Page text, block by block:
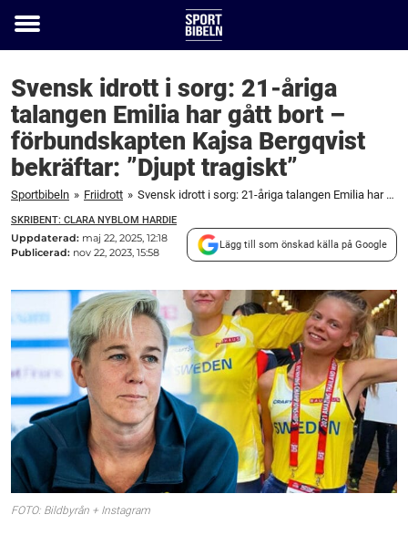
Toggle
Svensk idrott i sorg: 21-åriga
talangen Emilia har gått bort –
förbundskapten Kajsa Bergqvist
bekräftar: ”Djupt tragiskt”
Sportbibeln » Friidrott » Svensk idrott i sorg: 21-åriga talangen Emilia har gått bort – förbundskapten Kajsa Bergqvist bekräftar: "Djupt tragiskt"
SKRIBENT: CLARA NYBLOM HARDIE
Uppdaterad: maj 22, 2025, 12:18
Publicerad: nov 22, 2023, 15:58
Lägg till som önskad källa på Google
FOTO: Bildbyrån + Instagram